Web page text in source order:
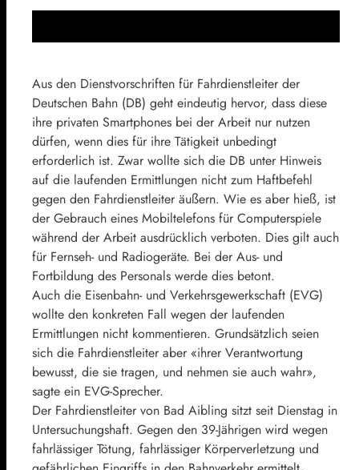
Aus den Dienstvorschriften für Fahrdienstleiter der
Deutschen Bahn (DB) geht eindeutig hervor, dass diese
ihre privaten Smartphones bei der Arbeit nur nutzen
dürfen, wenn dies für ihre Tätigkeit unbedingt
erforderlich ist. Zwar wollte sich die DB unter Hinweis
auf die laufenden Ermittlungen nicht zum Haftbefehl
gegen den Fahrdienstleiter äußern. Wie es aber hieß, ist
der Gebrauch eines Mobiltelefons für Computerspiele
während der Arbeit ausdrücklich verboten. Dies gilt auch
für Fernseh- und Radiogeräte. Bei der Aus- und
Fortbildung des Personals werde dies betont.
Auch die Eisenbahn- und Verkehrsgewerkschaft (EVG)
wollte den konkreten Fall wegen der laufenden
Ermittlungen nicht kommentieren. Grundsätzlich seien
sich die Fahrdienstleiter aber «ihrer Verantwortung
bewusst, die sie tragen, und nehmen sie auch wahr»,
sagte ein EVG-Sprecher.
Der Fahrdienstleiter von Bad Aibling sitzt seit Dienstag in
Untersuchungshaft. Gegen den 39-Jährigen wird wegen
fahrlässiger Tötung, fahrlässiger Körperverletzung und